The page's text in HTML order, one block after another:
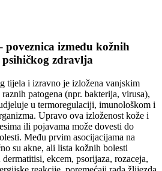
poveznica između kožnih
psihičkog zdravlja
tijela i izravno je izložena vanjskim
patogena (npr. bakterija, virusa),
u termoregulaciji, imunološkom i
Upravo ova izloženost kože i
ili pojavama može dovesti do
Među prvim asocijacijama na
su akne, ali lista kožnih bolesti
ekcem, psorijaza, rozaceja,